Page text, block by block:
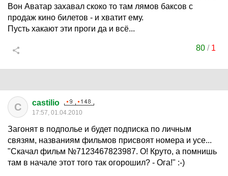
Вон Аватар захавал скоко то там лямов баксов с
продаж кино билетов - и хватит ему.
Пусть хакают эти проги да и всё...
80 / 1
C castilio
17:57, 01.04.2010
Загонят в подполье и будет подписка по личным
связям, названиям фильмов присвоят номера и усе...
"Скачал фильм №7123467823987. О! Круто, а помнишь
там в начале этот того так огорошил? - Ога!" :-)